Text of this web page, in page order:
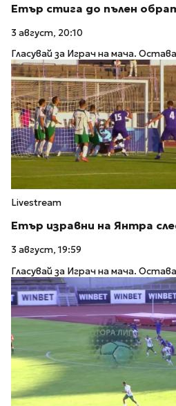
Етър стига до пълен
3 август, 20:10
Гласувай за Играч на мача.
Livestream
Етър изравни на Янтра
3 август, 19:59
Гласувай за Играч на мача.